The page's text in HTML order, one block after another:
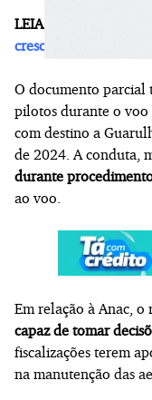
LEIA MAIS:
cresceu no Brasil em
O documento parcial
pilotos durante o voo
com destino a
de 2024. A conduta,
durante
ao voo.
Em relação à Anac,
capaz de tomar
fiscalizações terem
na manutenção das